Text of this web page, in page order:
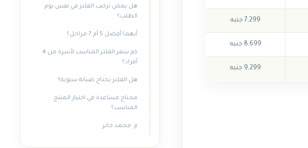
7,299 جنيه
8,699 جنيه
9,299 جنيه
هل يمكن تركيب الفلتر في نفس يوم
الطلب؟
أيهما أفضل 5 أم 7 مراحل؟
كم سعر الفلتر المناسب لأسرة من 4
أفراد؟
هل الفلتر يحتاج صيانة سنوية؟
محتاج مساعدة في اختيار المنتج
المناسب؟
م. محمد جابر